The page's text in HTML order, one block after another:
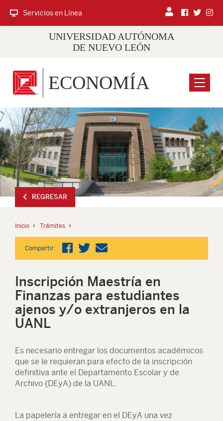
Servicios en Línea
UNIVERSIDAD AUTÓNOMA
DE NUEVO LEÓN
Menu
ECONOMÍA
REGRESAR
Inicio Trámites
Compartir:
Inscripción Maestría en
Finanzas para estudiantes
ajenos y/o extranjeros en la
UANL
Es necesario entregar los documentos académicos
que se le requieran para efecto de la inscripción
definitiva ante el Departamento Escolar y de
Archivo (DEyA) de la UANL.
La papelería a entregar en el DEyA una vez